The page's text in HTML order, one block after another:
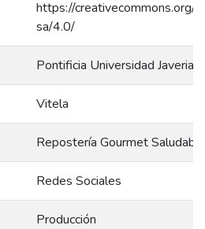
https://creativecommons.org/
sa/4.0/
Pontificia Universidad
Vitela
Repostería Gourmet Saludable
Redes Sociales
Producción